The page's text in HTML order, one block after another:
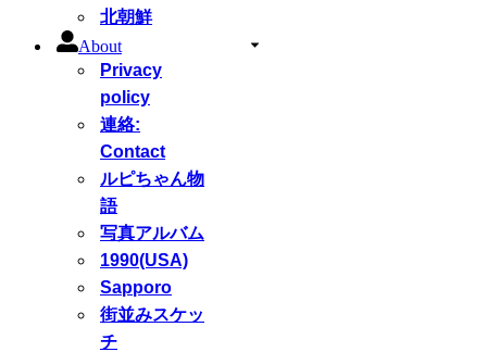
北朝鮮
About
Privacy
policy
連絡:
Contact
ルピちゃん物
語
写真アルバム
1990(USA)
Sapporo
街並みスケッ
チ